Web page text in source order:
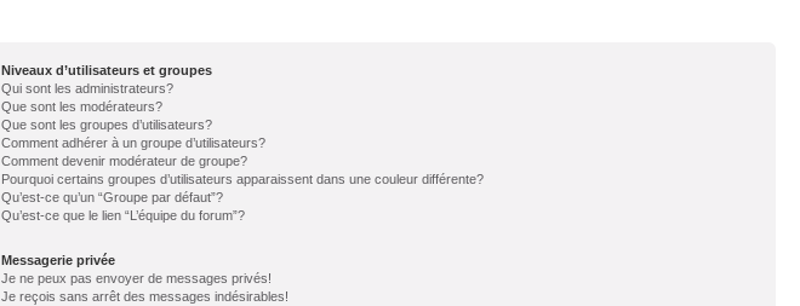
Niveaux d’utilisateurs et groupes
Qui sont les administrateurs?
Que sont les modérateurs?
Que sont les groupes d’utilisateurs?
Comment adhérer à un groupe d’utilisateurs?
Comment devenir modérateur de groupe?
Pourquoi certains groupes d’utilisateurs apparaissent dans une couleur différente?
Qu’est-ce qu’un “Groupe par défaut”?
Qu’est-ce que le lien “L’équipe du forum”?
Messagerie privée
Je ne peux pas envoyer de messages privés!
Je reçois sans arrêt des messages indésirables!